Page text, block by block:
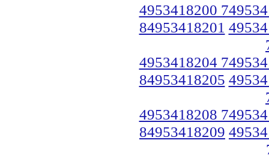
4953418200
84953418201
4953418204
84953418205
4953418208
84953418209